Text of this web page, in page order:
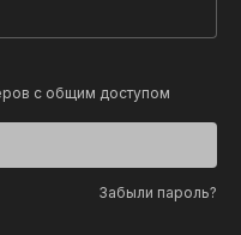
с общим доступом
Забыли пароль?